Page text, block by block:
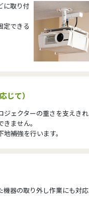
に取り付
定できる
じて）
ジェクターの重さを支えきれ
ません。
補強を行います。
機器の取り外し作業にも対応